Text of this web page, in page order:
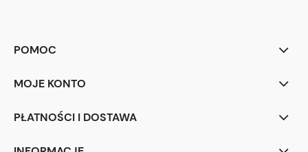
POMOC
MOJE KONTO
PŁATNOŚCI I DOSTAWA